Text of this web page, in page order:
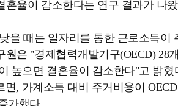
율이 감소한다는 연구 결과가 나
을 때는 일자리를 통한 근로소득이
은 "경제협력개발기구(OECD) 28
높으면 결혼율이 감소한다"고 밝혔
, 가계소득 대비 주거비용이
가했다.